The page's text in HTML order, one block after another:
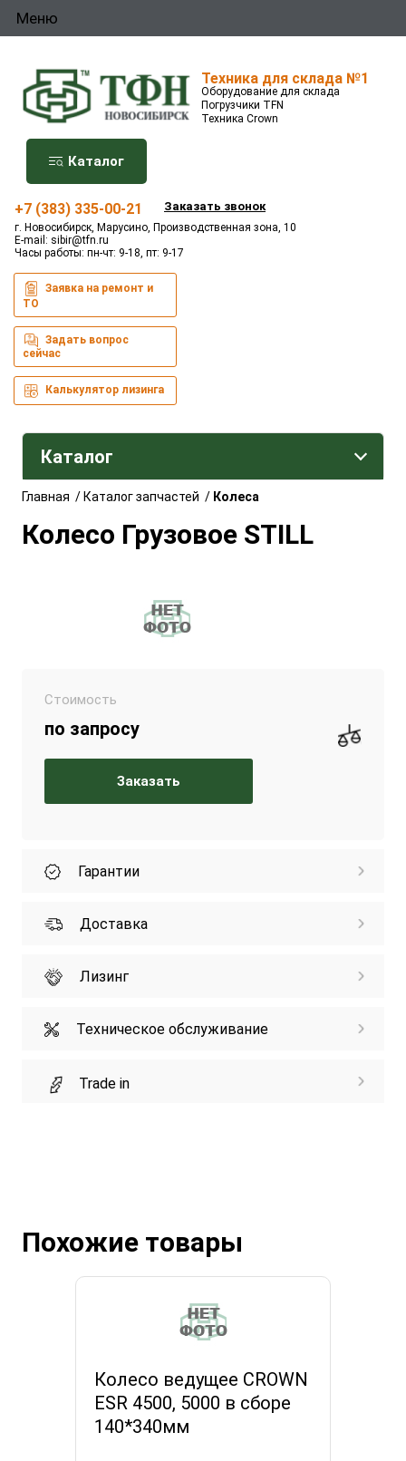
Меню
Техника для склада №1
Оборудование для склада
Погрузчики TFN
Техника Crown
Каталог
+7 (383) 335-00-21 Заказать звонок
г. Новосибирск, Марусино, Производственная зона, 10
E-mail: sibir@tfn.ru
Часы работы: пн-чт: 9-18, пт: 9-17
Заявка на ремонт и
ТО
Задать вопрос
сейчас
Калькулятор лизинга
Каталог
Главная /Каталог запчастей / Колеса
Колесо Грузовое STILL
Стоимость
по запросу
Заказать
Гарантии
Доставка
Лизинг
Техническое обслуживание
Trade in
Похожие товары
Колесо ведущее CROWN
ESR 4500, 5000 в сборе
140*340мм